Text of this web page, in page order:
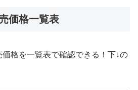
価格一覧表
格を一覧表で確認できる！下↓の